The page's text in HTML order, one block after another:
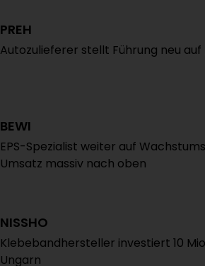
PREH
Autozulieferer stellt Führung neu
BEWI
EPS-Spezialist weiter auf
Umsatz massiv nach oben
NISSHO
Klebebandhersteller investiert 10
Ungarn